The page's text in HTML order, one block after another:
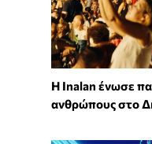
Η Inalan ένωσε
ανθρώπους στο